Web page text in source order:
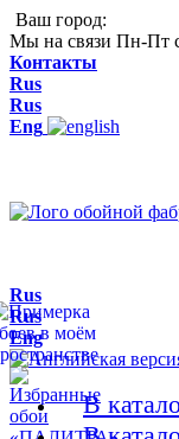
Ваш город:
Мы на связи Пн-Пт
Контакты
Rus
Rus
Eng
Rus
Rus
Eng
В